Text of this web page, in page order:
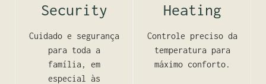
Security
Cuidado e segurança
para toda a
família, em
especial às
Heating
Controle preciso da
temperatura para
máximo conforto.